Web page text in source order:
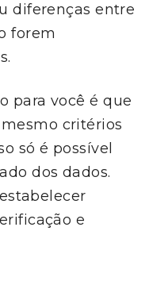
diferenças entre
forem
para você é que
critérios
só é possível
dos dados.
e